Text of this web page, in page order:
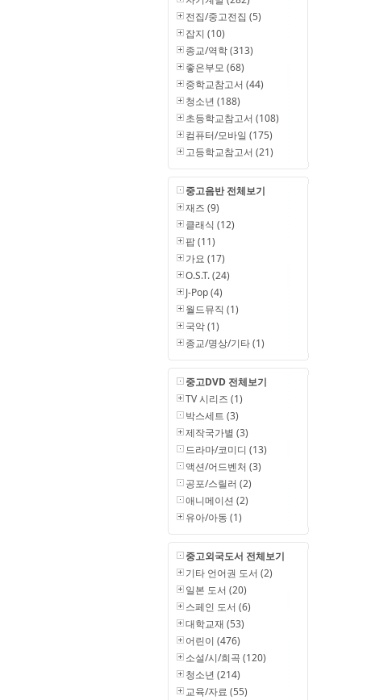
전집/중고전집 (5)
잡지 (10)
종교/역학 (313)
좋은부모 (68)
중학교참고서 (44)
청소년 (188)
초등학교참고서 (108)
컴퓨터/모바일 (175)
고등학교참고서 (21)
중고음반 전체보기
재즈 (9)
클래식 (12)
팝 (11)
가요 (17)
O.S.T. (24)
J-Pop (4)
월드뮤직 (1)
국악 (1)
종교/명상/기타 (1)
중고DVD 전체보기
TV 시리즈 (1)
박스세트 (3)
제작국가별 (3)
드라마/코미디 (13)
액션/어드벤처 (3)
공포/스릴러 (2)
애니메이션 (2)
유아/아동 (1)
중고외국도서 전체보기
기타 언어권 도서 (2)
일본 도서 (20)
스페인 도서 (6)
대학교재 (53)
어린이 (476)
소설/시/희곡 (120)
청소년 (214)
교육/자료 (55)